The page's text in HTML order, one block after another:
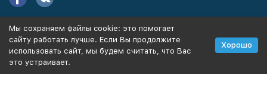
Информация
Политика персональных данных
Мы сохраняем файлы cookie: это помогает
сайту работать лучше. Если Вы продолжите
использовать сайт, мы будем считать, что Вас
это устраивает.
Хорошо